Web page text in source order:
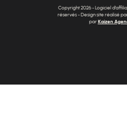
Copyright 2026 - Logiciel
réservés - Design site réalisé
parKaizen